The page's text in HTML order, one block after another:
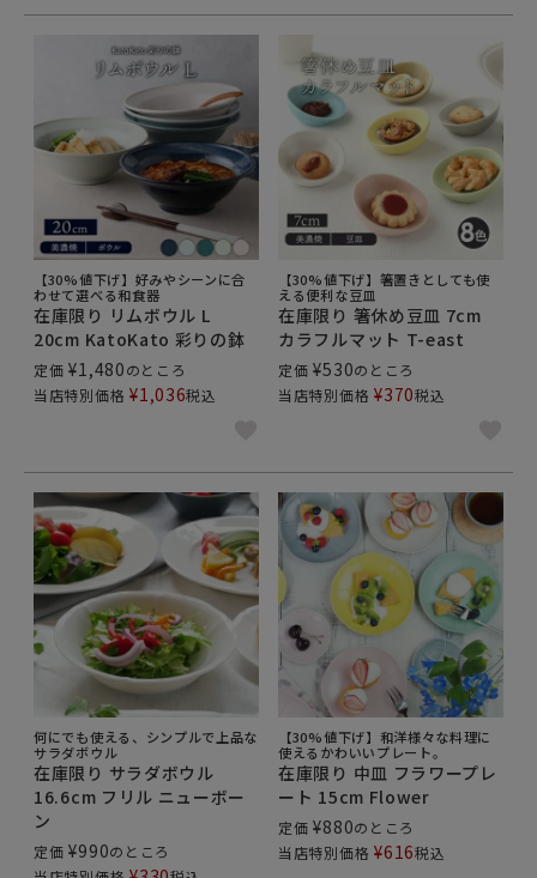
【30%値下げ】好みやシーンに合
わせて選べる和食器
在庫限り リムボウル L
20cm KatoKato 彩りの鉢
定価 ¥1,480のところ
当店特別価格 ¥1,036税込
【30%値下げ】箸置きとしても使
える便利な豆皿
在庫限り 箸休め豆皿 7cm
カラフルマット T-east
定価 ¥530のところ
当店特別価格 ¥370税込
何にでも使える、シンプルで上品な
サラダボウル
在庫限り サラダボウル
16.6cm フリル ニューボー
ン
定価 ¥990のところ
【30%値下げ】和洋様々な料理に
使えるかわいいプレート。
在庫限り 中皿 フラワープレ
ート 15cm Flower
定価 ¥880のところ
当店特別価格 ¥616税込